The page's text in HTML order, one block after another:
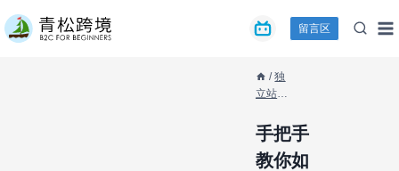
到
留言区
/ 独
立站教
Shopify
独立站
/ 手把
手把手
教你如